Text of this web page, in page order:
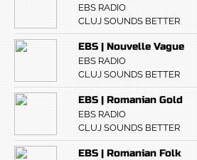
EBS RADIO
CLUJ SOUNDS BETTER
EBS | Nouvelle Vague
EBS RADIO
CLUJ SOUNDS BETTER
EBS | Romanian Gold
EBS RADIO
CLUJ SOUNDS BETTER
EBS | Romanian Folk